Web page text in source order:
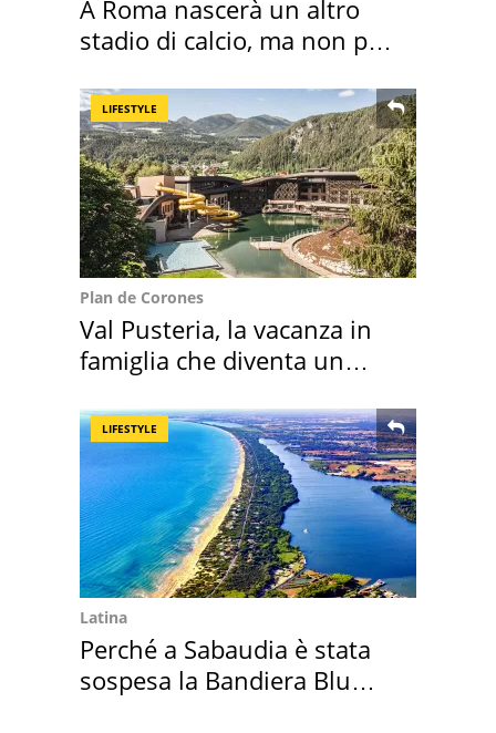
A Roma nascerà un altro
stadio di calcio, ma non per
LIFESTYLE
Plan de Corones
Val Pusteria, la vacanza in
famiglia che diventa un
LIFESTYLE
Latina
Perché a Sabaudia è stata
sospesa la Bandiera Blu